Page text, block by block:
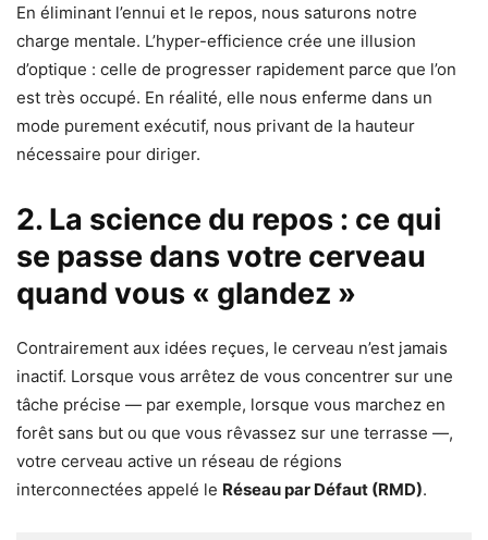
En éliminant l’ennui et le repos, nous saturons notre
charge mentale. L’hyper-efficience crée une illusion
d’optique : celle de progresser rapidement parce que l’on
est très occupé. En réalité, elle nous enferme dans un
mode purement exécutif, nous privant de la hauteur
nécessaire pour diriger.
2. La science du repos : ce qui
se passe dans votre cerveau
quand vous « glandez »
Contrairement aux idées reçues, le cerveau n’est jamais
inactif. Lorsque vous arrêtez de vous concentrer sur une
tâche précise — par exemple, lorsque vous marchez en
forêt sans but ou que vous rêvassez sur une terrasse —,
votre cerveau active un réseau de régions
interconnectées appelé le Réseau par Défaut (RMD).